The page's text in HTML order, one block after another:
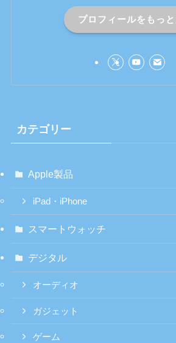
プロフィールをもっ
カテゴリー
Apple製品
iPad・iPhone
スマートウォッチ
デジタル
オーディオ
ガジェット
ゲーム